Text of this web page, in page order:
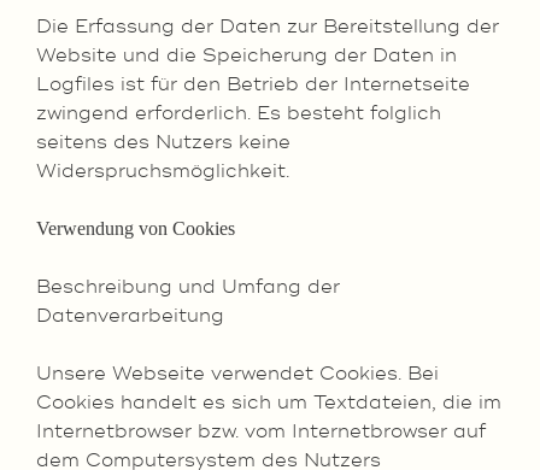
Die Erfassung der Daten zur Bereitstellung der
Website und die Speicherung der Daten in
Logfiles ist für den Betrieb der Internetseite
zwingend erforderlich. Es besteht folglich
seitens des Nutzers keine
Widerspruchsmöglichkeit.
Verwendung von Cookies
Beschreibung und Umfang der
Datenverarbeitung
Unsere Webseite verwendet Cookies. Bei
Cookies handelt es sich um Textdateien, die im
Internetbrowser bzw. vom Internetbrowser auf
dem Computersystem des Nutzers